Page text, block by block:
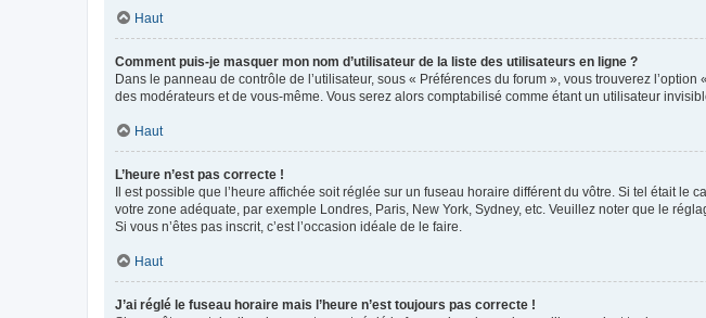
Haut
Comment puis-je masquer mon nom d’utilisateur de la liste des utilisateurs en ligne ?
Dans le panneau de contrôle de l’utilisateur, sous « Préférences du forum », vous trouverez
des modérateurs et de vous-même. Vous serez alors comptabilisé comme étant un utilisateur
Haut
L’heure n’est pas correcte !
Il est possible que l’heure affichée soit réglée sur un fuseau horaire différent du vôtre. Si tel était
votre zone adéquate, par exemple Londres, Paris, New York, Sydney, etc. Veuillez noter que le
Si vous n’êtes pas inscrit, c’est l’occasion idéale de le faire.
Haut
J’ai réglé le fuseau horaire mais l’heure n’est toujours pas correcte !